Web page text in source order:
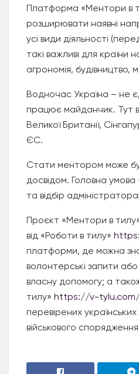
Платформа «Ментори в
розширювати наявні
усі види діяльності
такі важливі для країни
агрономія,
Водночас Україна – не
працює майданчик. Тут
Великої Британії,
ЄС.
Стати ментором може
досвідом. Головна
та відбір
Проєкт «Ментори в
від «Роботи в тилу»
платформи, де можна
волонтерські запити
власну допомогу; а
тилу» https://v-
перевірених українських
військового